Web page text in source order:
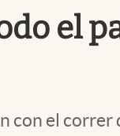
el
con el correr